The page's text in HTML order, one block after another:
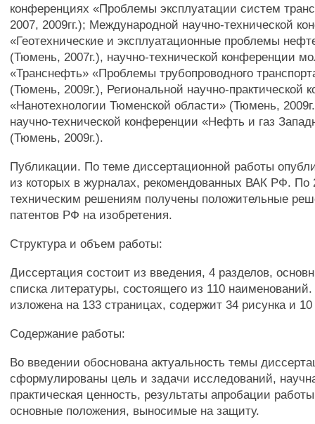
конференциях «Проблемы эксплуатации систем
2007, 2009гг.); Международной научно-технической
«Геотехнические и эксплуатационные проблемы
(Тюмень, 2007г.), научно-технической конференции
«Транснефть» «Проблемы трубопроводного
(Тюмень, 2009г.), Региональной научно-практической
«Нанотехнологии Тюменской области» (Тюмень,
научно-технической конференции «Нефть и газ
(Тюмень, 2009г.).
Публикации. По теме диссертационной работы
из которых в журналах, рекомендованных ВАК РФ. По
техническим решениям получены положительные
патентов РФ на изобретения.
Структура и объем работы:
Диссертация состоит из введения, 4 разделов,
списка литературы, состоящего из 110
изложена на 133 страницах, содержит 34 рисунка и
Содержание работы:
Во введении обоснована актуальность темы
сформулированы цель и задачи исследований,
практическая ценность, результаты апробации
основные положения, выносимые на защиту.